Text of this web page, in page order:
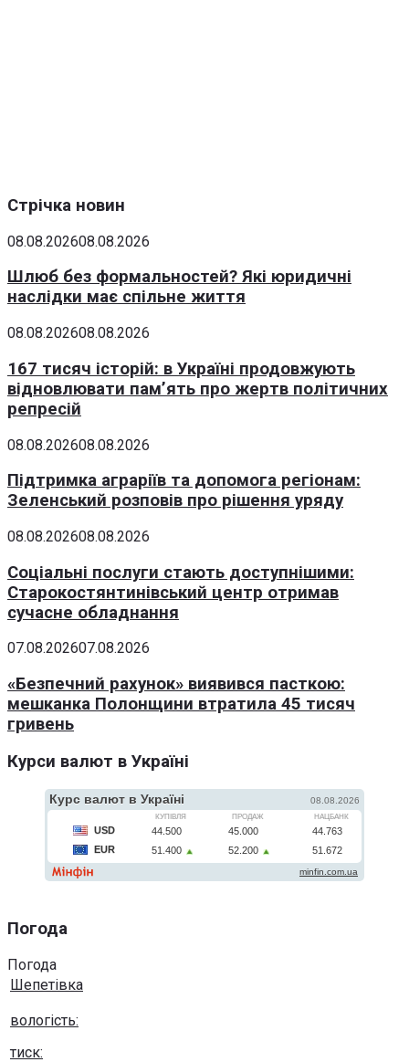
Стрічка новин
08.08.202608.08.2026
Шлюб без формальностей? Які юридичні
наслідки має спільне життя
08.08.202608.08.2026
167 тисяч історій: в Україні продовжують
відновлювати пам’ять про жертв політичних
репресій
08.08.202608.08.2026
Підтримка аграріїв та допомога регіонам:
Зеленський розповів про рішення уряду
08.08.202608.08.2026
Соціальні послуги стають доступнішими:
Старокостянтинівський центр отримав
сучасне обладнання
07.08.202607.08.2026
«Безпечний рахунок» виявився пасткою:
мешканка Полонщини втратила 45 тисяч
гривень
Курси валют в Україні
Погода
Погода
Шепетівка
вологість:
тиск: